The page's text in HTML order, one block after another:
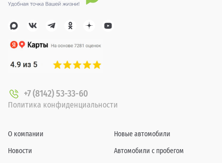
+7 (8142) 53-33-60
Политика конфиденциальности
О компании
Новости
Новые автомобили
Автомобили с пробегом